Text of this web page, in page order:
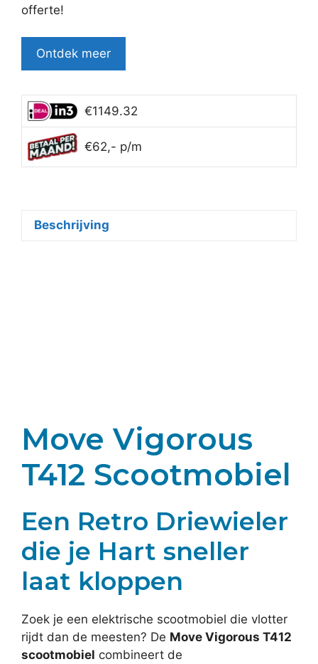
offerte!
Ontdek meer
€1149.32
€62,- p/m
Beschrijving
Move Vigorous
T412 Scootmobiel
Een Retro Driewieler
die je Hart sneller
laat kloppen
Zoek je een elektrische scootmobiel die vlotter
rijdt dan de meesten? De Move Vigorous T412
scootmobiel combineert de